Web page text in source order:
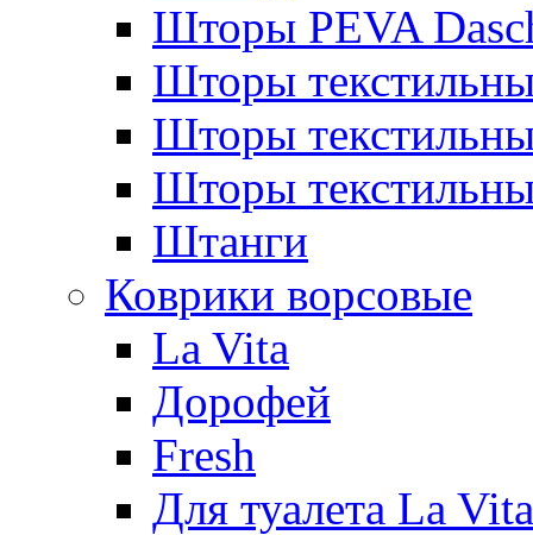
Шторы PEVA
Шторы
Шторы
Шторы
Штанги
Коврики ворсовые
La Vita
Дорофей
Fresh
Для туалета La Vita